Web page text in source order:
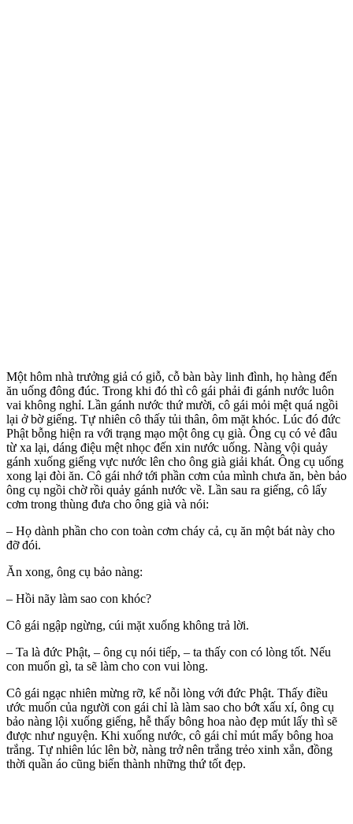
Một hôm nhà trưởng giả có giỗ, cỗ bàn bày linh đình, họ hàng đến
ăn uống đông đúc. Trong khi đó thì cô gái phải đi gánh nước luôn
vai không nghỉ. Lần gánh nước thứ mười, cô gái mỏi mệt quá ngồi
lại ở bờ giếng. Tự nhiên cô thấy tủi thân, ôm mặt khóc. Lúc đó đức
Phật bỗng hiện ra với trạng mạo một ông cụ già. Ông cụ có vẻ đâu
từ xa lại, dáng điệu mệt nhọc đến xin nước uống. Nàng vội quảy
gánh xuống giếng vực nước lên cho ông già giải khát. Ông cụ uống
xong lại đòi ăn. Cô gái nhớ tới phần cơm của mình chưa ăn, bèn bảo
ông cụ ngồi chờ rồi quảy gánh nước về. Lần sau ra giếng, cô lấy
cơm trong thùng đưa cho ông già và nói:
– Họ dành phần cho con toàn cơm cháy cả, cụ ăn một bát này cho
đỡ đói.
Ăn xong, ông cụ bảo nàng:
– Hồi nãy làm sao con khóc?
Cô gái ngập ngừng, cúi mặt xuống không trả lời.
– Ta là đức Phật, – ông cụ nói tiếp, – ta thấy con có lòng tốt. Nếu
con muốn gì, ta sẽ làm cho con vui lòng.
Cô gái ngạc nhiên mừng rỡ, kể nỗi lòng với đức Phật. Thấy điều
ước muốn của người con gái chỉ là làm sao cho bớt xấu xí, ông cụ
bảo nàng lội xuống giếng, hễ thấy bông hoa nào đẹp mút lấy thì sẽ
được như nguyện. Khi xuống nước, cô gái chỉ mút mấy bông hoa
trắng. Tự nhiên lúc lên bờ, nàng trở nên trắng trẻo xinh xắn, đồng
thời quần áo cũng biến thành những thứ tốt đẹp.